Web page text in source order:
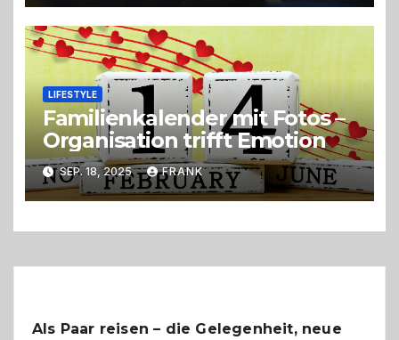
LIFESTYLE
Familienkalender mit Fotos –
Organisation trifft Emotion
SEP. 18, 2025 FRANK
Als Paar reisen – die Gelegenheit, neue